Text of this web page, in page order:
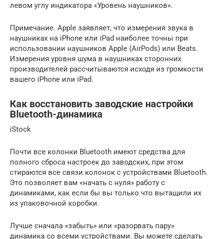
левом углу индикатора «Уровень наушников».
Примечание. Apple заявляет, что измерения звука в
наушниках на iPhone или iPad наиболее точны при
использовании наушников Apple (AirPods) или Beats.
Измерения уровня шума в наушниках сторонних
производителей рассчитываются исходя из громкости
вашего iPhone или iPad.
Как восстановить заводские настройки
Bluetooth-динамика
iStock
Почти все колонки Bluetooth имеют средства для
полного сброса настроек до заводских, при этом
стираются все связи колонок с устройствами Bluetooth.
Это позволяет вам «начать с нуля» работу с
динамиками, как если бы вы только что вытащили их
из упаковочной коробки.
Лучше сначала «забыть» или «разорвать пару»
динамика со всеми устройствами. Вы можете сделать